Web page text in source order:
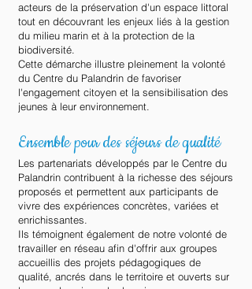
acteurs de la préservation d'un espace littoral
tout en découvrant les enjeux liés à la gestion
du milieu marin et à la protection de la
biodiversité.
Cette démarche illustre pleinement la volonté
du Centre du Palandrin de favoriser
l'engagement citoyen et la sensibilisation des
jeunes à leur environnement.
Ensemble pour des séjours de qualité
Les partenariats développés par le Centre du
Palandrin contribuent à la richesse des séjours
proposés et permettent aux participants de
vivre des expériences concrètes, variées et
enrichissantes.
Ils témoignent également de notre volonté de
travailler en réseau afin d'offrir aux groupes
accueillis des projets pédagogiques de
qualité, ancrés dans le territoire et ouverts sur